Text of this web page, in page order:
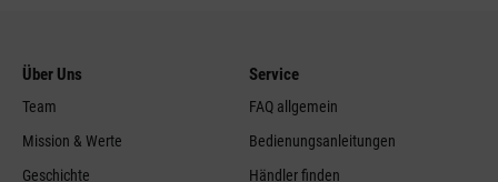
Über Uns
Team
Mission & Werte
Geschichte
Service
FAQ allgemein
Bedienungsanleitungen
Händler finden